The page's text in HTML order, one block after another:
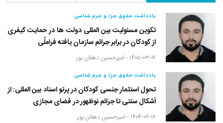
یادداشت حقوق جزا و جرم شناسی
تکوین مسئولیت بین المللی دولت ها در حمایت کیفری
از کودکان در برابر جرائم سازمان یافته فراملّی
۱۴۰۵-۰۳-۰۹ - امیرحسین دهقان پور
یادداشت حقوق جزا و جرم شناسی
تحول استثمار جنسی کودکان در پرتو اسناد بین المللی: از
اَشکال سنتی تا جرائم نوظهور در فضای مجازی
۱۴۰۴-۰۶-۱۹ - امیرحسین دهقان پور